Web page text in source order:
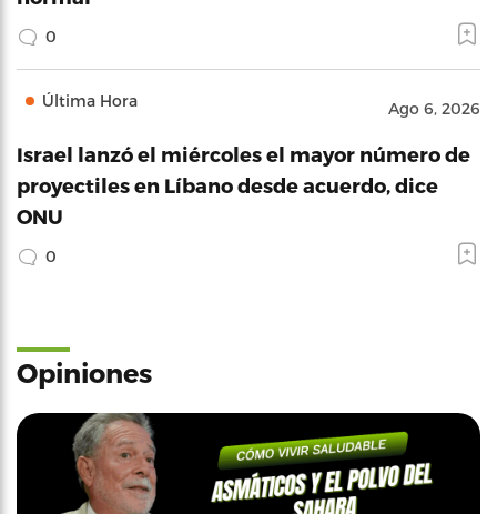
0
Última Hora Ago 6, 2026
Israel lanzó el miércoles el mayor número de
proyectiles en Líbano desde acuerdo, dice
ONU
0
Opiniones